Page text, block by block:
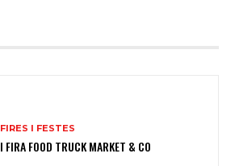
FIRES I FESTES
I FIRA FOOD TRUCK MARKET & CO